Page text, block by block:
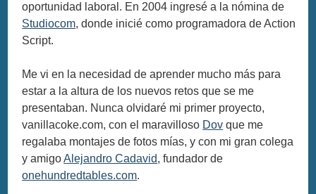
oportunidad laboral. En 2004 ingresé a la nómina de
Studiocom, donde inicié como programadora de Action
Script.
Me vi en la necesidad de aprender mucho más para
estar a la altura de los nuevos retos que se me
presentaban. Nunca olvidaré mi primer proyecto,
vanillacoke.com, con el maravilloso Dov que me
regalaba montajes de fotos mías, y con mi gran colega
y amigoAlejandro Cadavid, fundador de
onehundredtables.com.